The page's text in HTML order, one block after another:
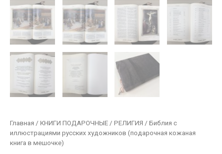
Главная / КНИГИ ПОДАРОЧНЫЕ / РЕЛИГИЯ / Библия с
иллюстрациями русских художников (подарочная кожаная
книга в мешочке)